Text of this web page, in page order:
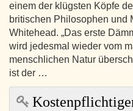
einem der klügsten Köpfe
britischen Philosophen und
Whitehead. „Das erste
wird jedesmal wieder vom
menschlichen Natur
ist der …